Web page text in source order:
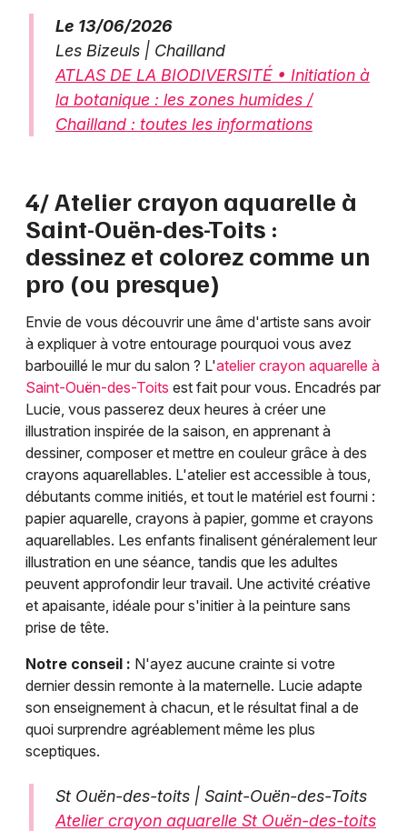
Le 13/06/2026
Les Bizeuls | Chailland
ATLAS DE LA BIODIVERSITÉ • Initiation à
la botanique : les zones humides /
Chailland : toutes les informations
4/ Atelier crayon aquarelle à
Saint-Ouën-des-Toits :
dessinez et colorez comme un
pro (ou presque)
Envie de vous découvrir une âme d'artiste sans avoir
à expliquer à votre entourage pourquoi vous avez
barbouillé le mur du salon ? L'atelier crayon aquarelle à
Saint-Ouën-des-Toits est fait pour vous. Encadrés par
Lucie, vous passerez deux heures à créer une
illustration inspirée de la saison, en apprenant à
dessiner, composer et mettre en couleur grâce à des
crayons aquarellables. L'atelier est accessible à tous,
débutants comme initiés, et tout le matériel est fourni :
papier aquarelle, crayons à papier, gomme et crayons
aquarellables. Les enfants finalisent généralement leur
illustration en une séance, tandis que les adultes
peuvent approfondir leur travail. Une activité créative
et apaisante, idéale pour s'initier à la peinture sans
prise de tête.
Notre conseil : N'ayez aucune crainte si votre
dernier dessin remonte à la maternelle. Lucie adapte
son enseignement à chacun, et le résultat final a de
quoi surprendre agréablement même les plus
sceptiques.
St Ouën-des-toits | Saint-Ouën-des-Toits
Atelier crayon aquarelle St Ouën-des-toits